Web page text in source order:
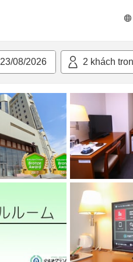
23/08/2026 2 khách